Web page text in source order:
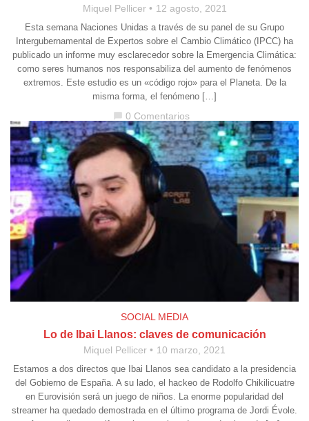
Miquel Pellicer 12 agosto, 2021
Esta semana Naciones Unidas a través de su panel de su Grupo
Intergubernamental de Expertos sobre el Cambio Climático (IPCC) ha
publicado un informe muy esclarecedor sobre la Emergencia Climática:
como seres humanos nos responsabiliza del aumento de fenómenos
extremos. Este estudio es un «código rojo» para el Planeta. De la
misma forma, el fenómeno […]
chat_bubble 0 Comentarios
SOCIAL MEDIA
Lo de Ibai Llanos: claves de comunicación
Miquel Pellicer 10 marzo, 2021
Estamos a dos directos que Ibai Llanos sea candidato a la presidencia
del Gobierno de España. A su lado, el hackeo de Rodolfo Chikilicuatre
en Eurovisión será un juego de niños. La enorme popularidad del
streamer ha quedado demostrada en el último programa de Jordi Évole.